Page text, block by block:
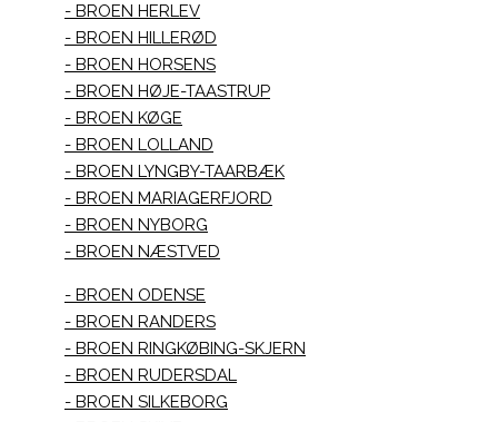
BROEN HERLEV
BROEN HILLERØD
BROEN HORSENS
BROEN HØJE-TAASTRUP
BROEN KØGE
BROEN LOLLAND
BROEN LYNGBY-TAARBÆK
BROEN MARIAGERFJORD
BROEN NYBORG
BROEN NÆSTVED
BROEN ODENSE
BROEN RANDERS
BROEN RINGKØBING-SKJERN
BROEN RUDERSDAL
BROEN SILKEBORG